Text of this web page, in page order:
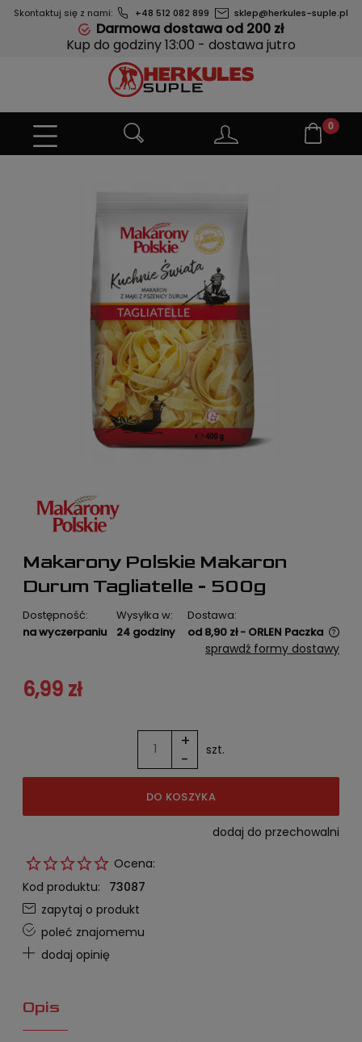
Skontaktuj się z nami: +48 512 082 899 sklep@herkules-suple.pl
Darmowa dostawa od 200 zł
Kup do godziny 13:00 - dostawa jutro
Makarony Polskie Makaron
Durum Tagliatelle - 500g
Dostępność:
na wyczerpaniu
Wysyłka w:
24 godziny
Dostawa:
od 8,90 zł - ORLEN Paczka
Cena nie zawiera ewentualnych kosztów płatności
sprawdź formy dostawy
6,99 zł
-
+ szt.
DO KOSZYKA
dodaj do przechowalni
Ocena:
Kod produktu:
73087
zapytaj o produkt
poleć znajomemu
dodaj opinię
Opis